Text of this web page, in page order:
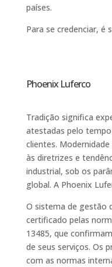
países.
Para se credenciar, é
Phoenix Luferco
Tradição significa
atestadas pelo
clientes.
às diretrizes e
industrial, sob os
global. A Phoenix
O sistema de gestão
certificado pelas
13485, que
de seus serviços. Os
com as normas